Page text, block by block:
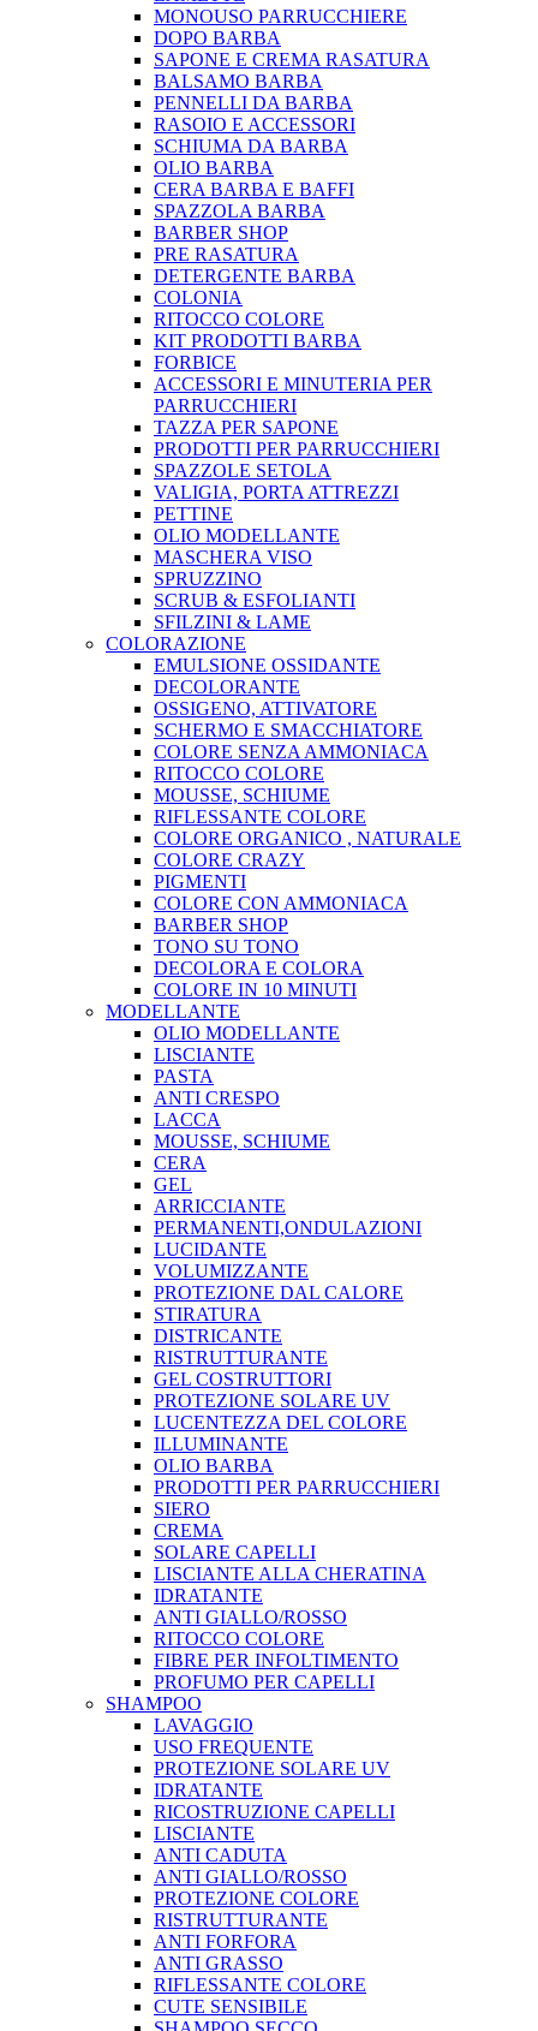
MONOUSO PARRUCCHIERE
DOPO BARBA
SAPONE E CREMA RASATURA
BALSAMO BARBA
PENNELLI DA BARBA
RASOIO E ACCESSORI
SCHIUMA DA BARBA
OLIO BARBA
CERA BARBA E BAFFI
SPAZZOLA BARBA
BARBER SHOP
PRE RASATURA
DETERGENTE BARBA
COLONIA
RITOCCO COLORE
KIT PRODOTTI BARBA
FORBICE
ACCESSORI E MINUTERIA PER
PARRUCCHIERI
TAZZA PER SAPONE
PRODOTTI PER PARRUCCHIERI
SPAZZOLE SETOLA
VALIGIA, PORTA ATTREZZI
PETTINE
OLIO MODELLANTE
MASCHERA VISO
SPRUZZINO
SCRUB & ESFOLIANTI
SFILZINI & LAME
COLORAZIONE
EMULSIONE OSSIDANTE
DECOLORANTE
OSSIGENO, ATTIVATORE
SCHERMO E SMACCHIATORE
COLORE SENZA AMMONIACA
RITOCCO COLORE
MOUSSE, SCHIUME
RIFLESSANTE COLORE
COLORE ORGANICO , NATURALE
COLORE CRAZY
PIGMENTI
COLORE CON AMMONIACA
BARBER SHOP
TONO SU TONO
DECOLORA E COLORA
COLORE IN 10 MINUTI
MODELLANTE
OLIO MODELLANTE
LISCIANTE
PASTA
ANTI CRESPO
LACCA
MOUSSE, SCHIUME
CERA
GEL
ARRICCIANTE
PERMANENTI,ONDULAZIONI
LUCIDANTE
VOLUMIZZANTE
PROTEZIONE DAL CALORE
STIRATURA
DISTRICANTE
RISTRUTTURANTE
GEL COSTRUTTORI
PROTEZIONE SOLARE UV
LUCENTEZZA DEL COLORE
ILLUMINANTE
OLIO BARBA
PRODOTTI PER PARRUCCHIERI
SIERO
CREMA
SOLARE CAPELLI
LISCIANTE ALLA CHERATINA
IDRATANTE
ANTI GIALLO/ROSSO
RITOCCO COLORE
FIBRE PER INFOLTIMENTO
PROFUMO PER CAPELLI
SHAMPOO
LAVAGGIO
USO FREQUENTE
PROTEZIONE SOLARE UV
IDRATANTE
RICOSTRUZIONE CAPELLI
LISCIANTE
ANTI CADUTA
ANTI GIALLO/ROSSO
PROTEZIONE COLORE
RISTRUTTURANTE
ANTI FORFORA
ANTI GRASSO
RIFLESSANTE COLORE
CUTE SENSIBILE